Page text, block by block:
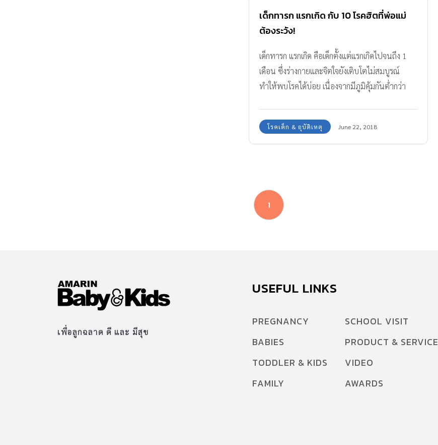
เด็กทารก แรกเกิด กับ 10 โรคฮิตที่พ่อแม่
ต้องระวัง!
เด็กทารก แรกเกิด คือเด็กตั้งแต่แรกเกิดไปจนถึง 1
เดือน ซึ่งร่างกายและจิตใจยังเติบโตไม่สมบูรณ์
ทำให้พบโรคได้บ่อย เนื่องจากมีภูมิคุ้มกันต่ำกว่า
โรคเด็ก & อุบัติเหตุ June 22, 2018
1
เพื่อลูกฉลาด ดี และ มีสุข
USEFUL LINKS
PREGNANCY
BABIES
TODDLER & KIDS
FAMILY
SCHOOL VISIT
PRODUCT & SERVICE
VIDEO
AWARDS